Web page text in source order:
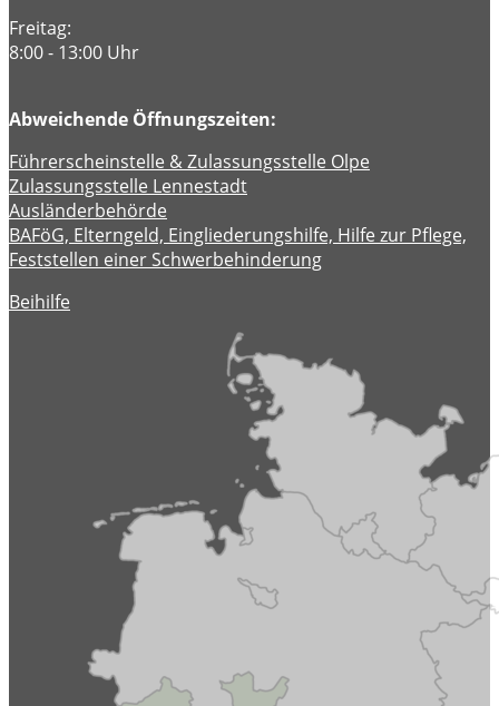
Freitag:
8:00 - 13:00 Uhr
Abweichende Öffnungszeiten:
Führerscheinstelle & Zulassungsstelle Olpe
Zulassungsstelle Lennestadt
Ausländerbehörde
BAFöG, Elterngeld, Eingliederungshilfe, Hilfe zur Pflege,
Feststellen einer Schwerbehinderung
Beihilfe